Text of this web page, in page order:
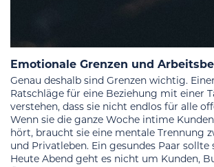
Emotionale Grenzen und
Genau deshalb sind Grenzen wichtig.
Ratschläge für eine Beziehung mit einer
verstehen, dass sie nicht endlos für alle
Wenn sie die ganze Woche intime
hört, braucht sie eine mentale Trennung
und Privatleben. Ein gesundes Paar sollte
Heute Abend geht es nicht um Kunden,